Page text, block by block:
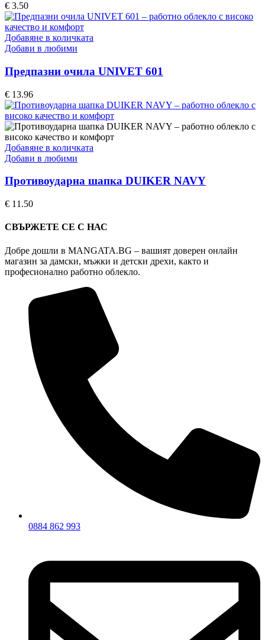
€ 3.50
Добавяне в количката
Добави в любими
Предпазни очила UNIVET 601
€ 13.96
Добавяне в количката
Добави в любими
Противоударна шапка DUIKER NAVY
€ 11.50
СВЪРЖЕТЕ СЕ С НАС
Добре дошли в MANGATA.BG – вашият доверен онлайн
магазин за дамски, мъжки и детски дрехи, както и
професионално работно облекло.
0884 862 993